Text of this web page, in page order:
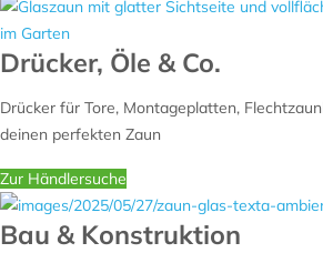
Drücker, Öle & Co.
Drücker für Tore, Montageplatten,
deinen perfekten Zaun
Zur Händlersuche
Bau & Konstruktion